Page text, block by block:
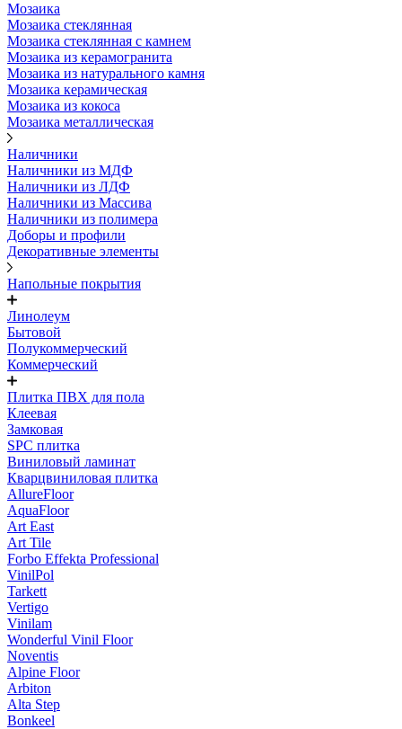
Мозаика
Мозаика стеклянная
Мозаика стеклянная с камнем
Мозаика из керамогранита
Мозаика из натурального камня
Мозаика керамическая
Мозаика из кокоса
Мозаика металлическая
Наличники
Наличники из МДФ
Наличники из ЛДФ
Наличники из Массива
Наличники из полимера
Доборы и профили
Декоративные элементы
Напольные покрытия
Линолеум
Бытовой
Полукоммерческий
Коммерческий
Плитка ПВХ для пола
Клеевая
Замковая
SPC плитка
Виниловый ламинат
Кварцвиниловая плитка
AllureFloor
AquaFloor
Art East
Art Tile
Forbo Effekta Professional
VinilPol
Tarkett
Vertigo
Vinilam
Wonderful Vinil Floor
Noventis
Alpine Floor
Arbiton
Alta Step
Bonkeel